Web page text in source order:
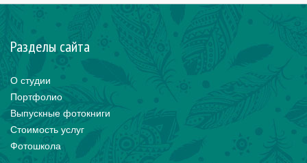
Разделы сайта
О студии
Портфолио
Выпускные фотокниги
Стоимость услуг
Фотошкола